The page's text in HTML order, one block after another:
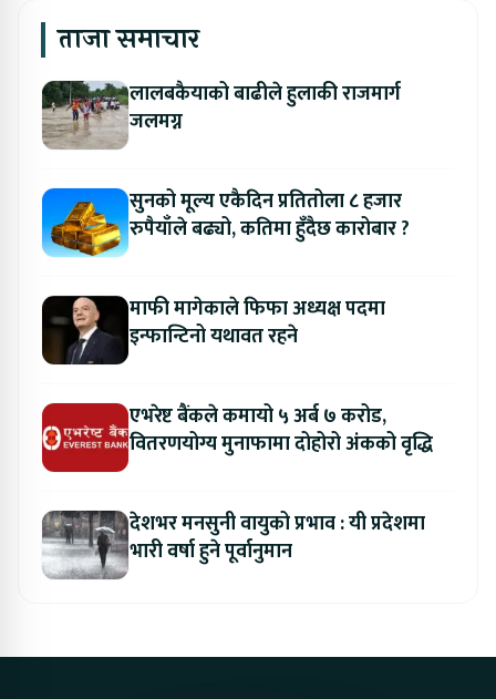
ताजा समाचार
लालबकैयाको बाढीले हुलाकी राजमार्ग
जलमग्न
सुनको मूल्य एकैदिन प्रतितोला ८ हजार
रुपैयाँले बढ्यो, कतिमा हुँदैछ कारोबार ?
माफी मागेकाले फिफा अध्यक्ष पदमा
इन्फान्टिनो यथावत रहने
एभरेष्ट बैंकले कमायो ५ अर्ब ७ करोड,
वितरणयोग्य मुनाफामा दोहोरो अंकको वृद्धि
देशभर मनसुनी वायुको प्रभाव : यी प्रदेशमा
भारी वर्षा हुने पूर्वानुमान